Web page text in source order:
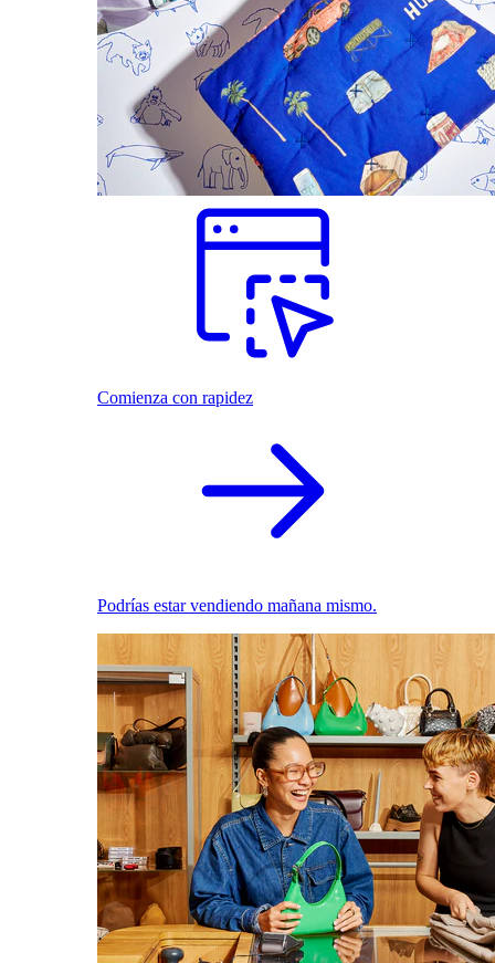
Comienza con rapidez
Podrías estar vendiendo mañana mismo.